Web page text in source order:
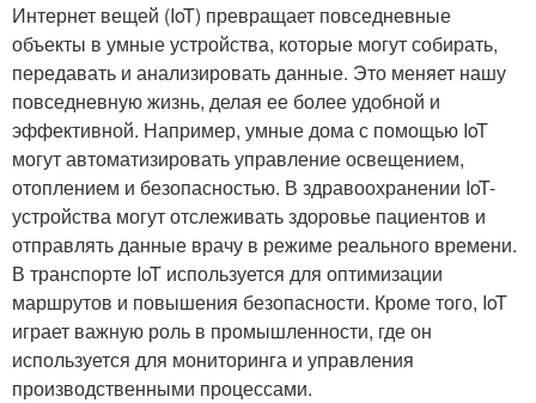
Интернет вещей (IoT) превращает повседневные
объекты в умные устройства, которые могут собирать,
передавать и анализировать данные. Это меняет нашу
повседневную жизнь, делая ее более удобной и
эффективной. Например, умные дома с помощью IoT
могут автоматизировать управление освещением,
отоплением и безопасностью. В здравоохранении IoT-
устройства могут отслеживать здоровье пациентов и
отправлять данные врачу в режиме реального времени.
В транспорте IoT используется для оптимизации
маршрутов и повышения безопасности. Кроме того, IoT
играет важную роль в промышленности, где он
используется для мониторинга и управления
производственными процессами.